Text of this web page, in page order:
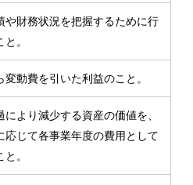
や財務状況を把握するために行
。
変動費を引いた利益のこと。
により減少する資産の価値を、
応じて各事業年度の費用として
。